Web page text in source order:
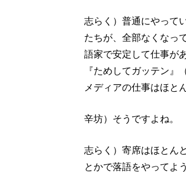
志らく）普通にやって
たちが、全部なくなっ
語家で安定して仕事が
『ためしてガッテン
メディアの仕事はほと
辛坊）そうですよね。
志らく）寄席はほとん
とかで落語をやってよ